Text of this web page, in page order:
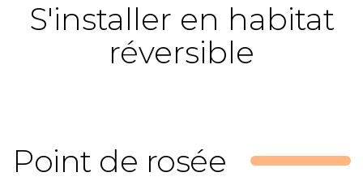
S'installer en habitat
réversible
Point de rosée